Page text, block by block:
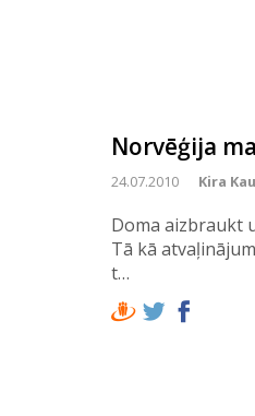
Norvēģija
24.07.2010 Kira
Doma aizbraukt
Tā kā
t…